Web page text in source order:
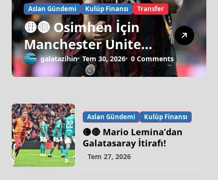
Aslan Gündemi Kulüp Finansı Transfer
🟡🔴 Osimhen İçin
Manchester United
Israrı!
galatazihin Tem 30, 2026 0 Comments
Aslan Gündemi Kulüp Finansı
🟡🔴 Mario Lemina’dan
Galatasaray İtirafı!
Tem 27, 2026